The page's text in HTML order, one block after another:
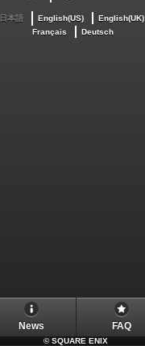
日本語 English(US)
English(UK)
Français
Deutsch
News FAQ
©SQUARE ENIX